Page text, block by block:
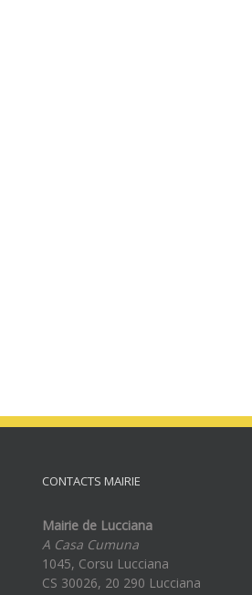
CONTACTS MAIRIE
Mairie de Lucciana
A Casa Cumuna
1045, Corsu Lucciana
CS 30026, 20 290 Lucciana